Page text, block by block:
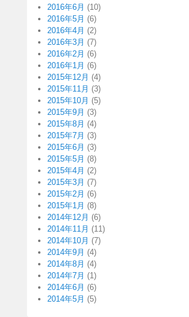
2016年6月 (10)
2016年5月 (6)
2016年4月 (2)
2016年3月 (7)
2016年2月 (6)
2016年1月 (6)
2015年12月 (4)
2015年11月 (3)
2015年10月 (5)
2015年9月 (3)
2015年8月 (4)
2015年7月 (3)
2015年6月 (3)
2015年5月 (8)
2015年4月 (2)
2015年3月 (7)
2015年2月 (6)
2015年1月 (8)
2014年12月 (6)
2014年11月 (11)
2014年10月 (7)
2014年9月 (4)
2014年8月 (4)
2014年7月 (1)
2014年6月 (6)
2014年5月 (5)